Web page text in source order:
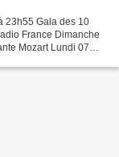
23h55 Gala des 10
France Dimanche
Mozart Lundi 07